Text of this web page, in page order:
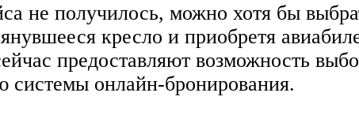
не получилось, можно хотя бы
кресло и приобретя
предоставляют возможность
системы онлайн-бронирования.